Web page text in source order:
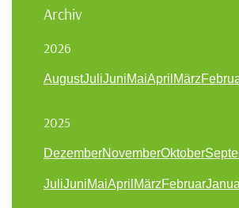
Archiv
2026
AugustJuliJuniMaiApril März
2025
DezemberNovemberOktober
JuliJuniMaiApril MärzFebruar